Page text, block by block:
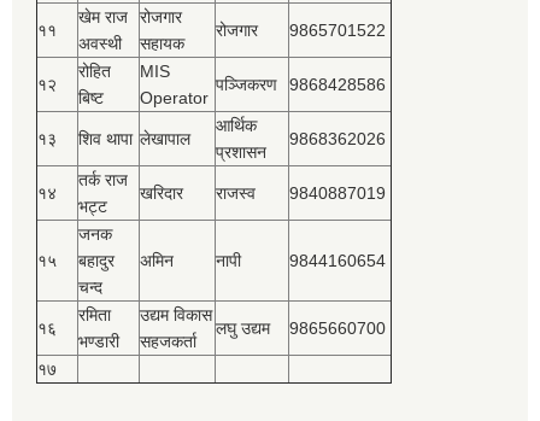
११
खेम राज
अवस्थी
रोजगार
सहायक
रोजगार 9865701522
१२
रोहित
बिष्‍ट
MIS
Operator
पञ्‍जिकरण 9868428586
१३ शिव थापा लेखापाल
आर्थिक
प्रशासन
9868362026
१४
तर्क राज
भट्ट
खरिदार राजस्‍व 9840887019
१५
जनक
बहादुर
चन्द
अमिन नापी 9844160654
१६
रमिता
भण्डारी
उद्यम विकास
सहजकर्ता
लघु उद्यम 9865660700
१७